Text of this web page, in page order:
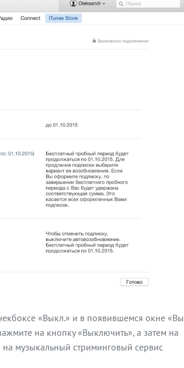
«Выкл.» и в появившемся окне «Вы
на кнопку «Выключить», а затем на
на музыкальный стриминговый сервис